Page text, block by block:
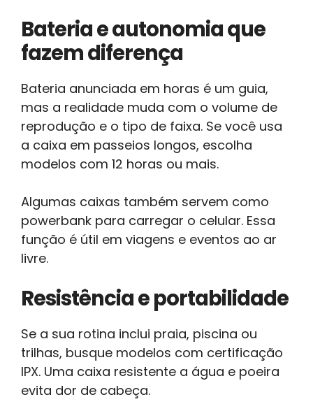
Bateria e autonomia que
fazem diferença
Bateria anunciada em horas é um guia,
mas a realidade muda com o volume de
reprodução e o tipo de faixa. Se você usa
a caixa em passeios longos, escolha
modelos com 12 horas ou mais.
Algumas caixas também servem como
powerbank para carregar o celular. Essa
função é útil em viagens e eventos ao ar
livre.
Resistência e portabilidade
Se a sua rotina inclui praia, piscina ou
trilhas, busque modelos com certificação
IPX. Uma caixa resistente a água e poeira
evita dor de cabeça.